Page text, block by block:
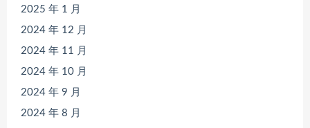
2025 年 1 月
2024 年 12 月
2024 年 11 月
2024 年 10 月
2024 年 9 月
2024 年 8 月